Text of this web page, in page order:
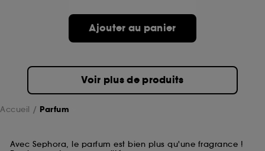
Ajouter au panier
Voir plus de produits
Accueil Parfum
Avec Sephora, le parfum est bien plus qu'une fragrance !